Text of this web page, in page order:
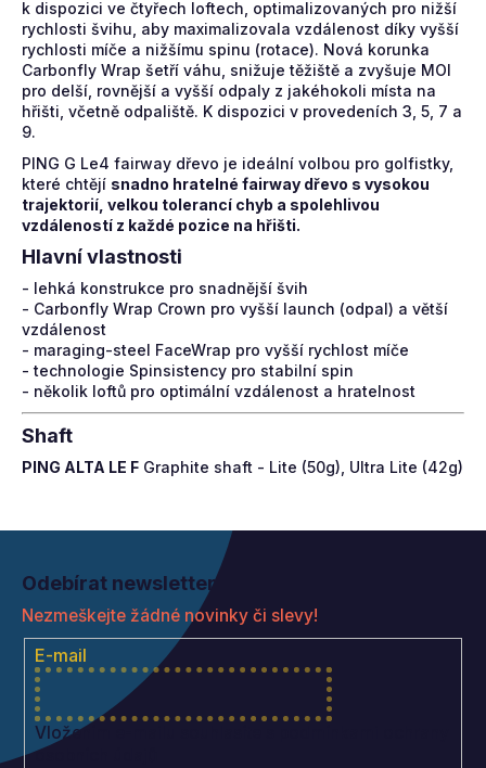
k dispozici ve čtyřech loftech, optimalizovaných pro nižší
rychlosti švihu, aby maximalizovala vzdálenost díky vyšší
rychlosti míče a nižšímu spinu (rotace). Nová korunka
Carbonfly Wrap šetří váhu, snižuje těžiště a zvyšuje MOI
pro delší, rovnější a vyšší odpaly z jakéhokoli místa na
hřišti, včetně odpaliště. K dispozici v provedeních 3, 5, 7 a
9.
PING G Le4 fairway dřevo je ideální volbou pro golfistky,
které chtějí snadno hratelné fairway dřevo s vysokou
trajektorií, velkou tolerancí chyb a spolehlivou
vzdáleností z každé pozice na hřišti.
Hlavní vlastnosti
- lehká konstrukce pro snadnější švih
- Carbonfly Wrap Crown pro vyšší launch (odpal) a větší
vzdálenost
- maraging-steel FaceWrap pro vyšší rychlost míče
- technologie Spinsistency pro stabilní spin
- několik loftů pro optimální vzdálenost a hratelnost
Shaft
PING ALTA LE F Graphite shaft - Lite (50g), Ultra Lite (42g)
Odebírat newsletter
Nezmeškejte žádné novinky či slevy!
E-mail
Vložením e-mailu souhlasíte s
osobních údajů